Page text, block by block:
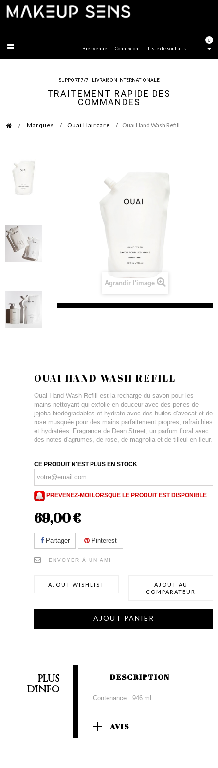
0
Liste de souhaits
Bienvenue! Connexion
SUPPORT 7/7 - LIVRAISON INTERNATIONALE
TRAITEMENT RAPIDE DES
COMMANDES
Marques Ouai Haircare Ouai Hand Wash Refill
Agrandir l'image
OUAI HAND WASH REFILL
Ouai Hand Wash Refill est la recharge du savon pour les
mains nettoyant qui exfolie en douceur avec des perles de
jojoba biodégradables et hydrate avec des huiles d'avocat et de
rose musquée pour des mains parfaitement propres, rafraîchies
et hydratées. Fragrance de Dean Street, un parfum floral avec
des notes d'agrumes, de rose, de magnolia et de tilleul en fleur.
CE PRODUIT N'EST PLUS EN STOCK
PRÉVENEZ-MOI LORSQUE LE PRODUIT EST DISPONIBLE
69,00 €
Partager Pinterest
ENVOYER À UN AMI
AJOUT WISHLIST
AJOUT AU
COMPARATEUR
AJOUT PANIER
PLUS
D'INFO
DESCRIPTION
Contenance : 946 mL
AVIS